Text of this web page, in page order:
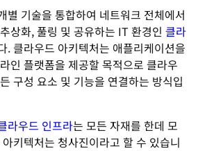
별 기술을 통합하여 네트워크 전체에서
상화, 풀링 및 공유하는 IT 환경인 클라
. 클라우드 아키텍처는 애플리케이션을
인 플랫폼을 제공할 목적으로 클라우
구성 요소 및 기능을 연결하는 방식입
라우드 인프라는 모든 자재를 한데 모
키텍처는 청사진이라고 할 수 있습니